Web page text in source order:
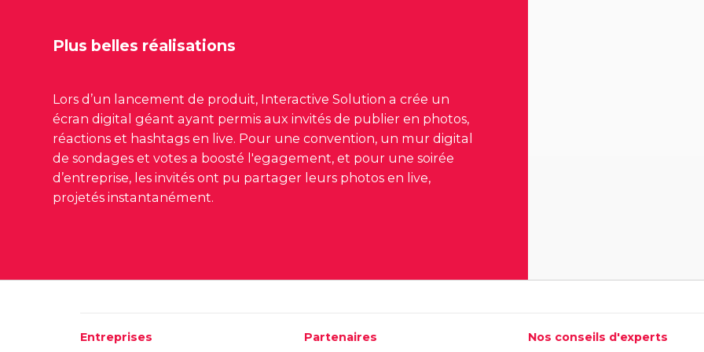
Plus belles réalisations
Lors d’un lancement de produit, Interactive Solution a crée un
écran digital géant ayant permis aux invités de publier en photos,
réactions et hashtags en live. Pour une convention, un mur digital
de sondages et votes a boosté l'egagement, et pour une soirée
d’entreprise, les invités ont pu partager leurs photos en live,
projetés instantanément.
Entreprises Partenaires Nos conseils d'experts